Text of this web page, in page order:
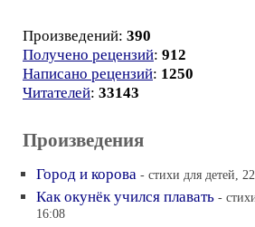
Произведений: 390
Получено рецензий: 912
Написано рецензий: 1250
Читателей: 33143
Произведения
Город и корова - стихи для детей,
Как окунёк учился плавать -
16:08